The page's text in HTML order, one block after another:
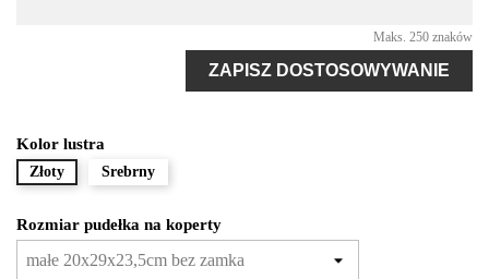
Maks. 250 znaków
ZAPISZ DOSTOSOWYWANIE
Kolor lustra
Złoty Srebrny
Rozmiar pudełka na koperty